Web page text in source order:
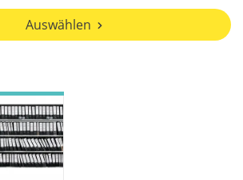
Auswählen